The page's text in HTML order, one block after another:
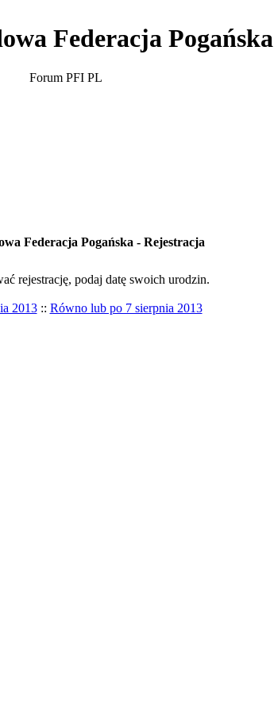
Federacja Pogańska
Forum PFI PL
Federacja Pogańska - Rejestracja
rejestrację, podaj datę swoich urodzin.
2013:: Równo lub po 7 sierpnia 2013